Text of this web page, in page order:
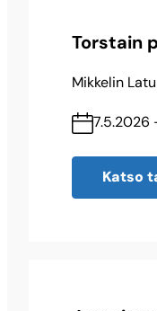
Torstain
Mikkelin
7.5.2026
Katso